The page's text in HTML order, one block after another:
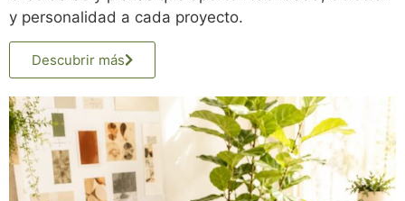
y personalidad a cada proyecto.
Descubrir más